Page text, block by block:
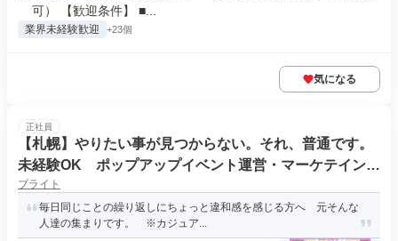
可） 【歓迎条件】 ■...
業界未経験歓迎 +23個
気になる
正社員
【札幌】やりたい事が見つからない。それ、普通です。
未経験OK ポップアップイベント運営・マーケテイング
STAFF
ブライト
毎日同じことの繰り返しにちょっと違和感を感じる方へ 元そんな
人達の集まりです。 ※カジュア...